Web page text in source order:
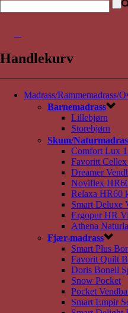
Handlekurv
Madrass/Rammemadrass/
Barnemadrass
Lillebjørn
Storebjørn
Skum/
Comfort Lux
Favoritt
Dreamer
Noviflex
Relaxa HR60
Smart Deluxe
Ergopur HR
Athena
Fjær-madrass
Smart Plus
Favorit Quilt
Doris Bonell
Snow Pocket
Pocket
Smart Empir